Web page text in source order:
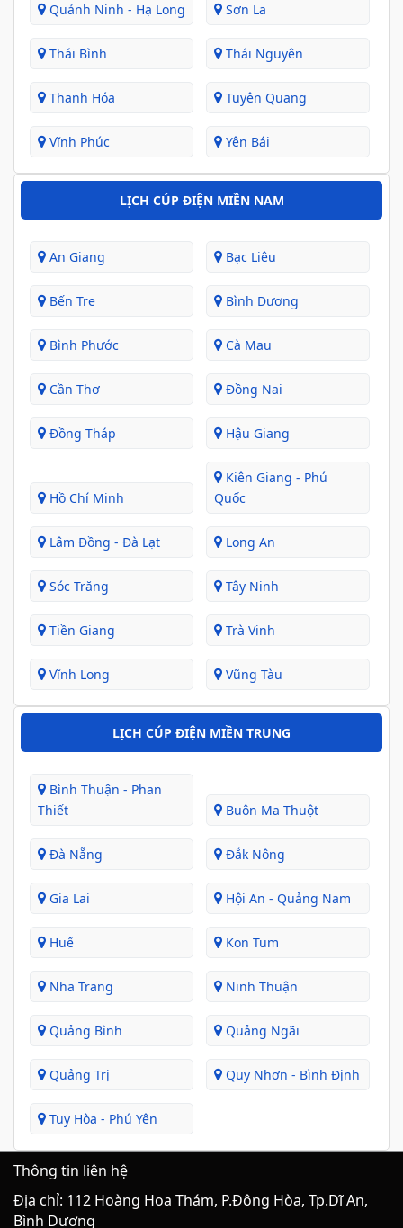
Quảnh Ninh - Hạ Long Sơn La
Thái Bình Thái Nguyên
Thanh Hóa Tuyên Quang
Vĩnh Phúc Yên Bái
LỊCH CÚP ĐIỆN MIỀN NAM
An Giang Bạc Liêu
Bến Tre Bình Dương
Bình Phước Cà Mau
Cần Thơ Đồng Nai
Đồng Tháp Hậu Giang
Hồ Chí Minh
Kiên Giang - Phú
Quốc
Lâm Đồng - Đà Lạt Long An
Sóc Trăng Tây Ninh
Tiền Giang Trà Vinh
Vĩnh Long Vũng Tàu
LỊCH CÚP ĐIỆN MIỀN TRUNG
Bình Thuận - Phan
Thiết
Buôn Ma Thuột
Đà Nẵng Đắk Nông
Gia Lai Hội An - Quảng Nam
Huế Kon Tum
Nha Trang Ninh Thuận
Quảng Bình Quảng Ngãi
Quảng Trị Quy Nhơn - Bình Định
Tuy Hòa - Phú Yên
Thông tin liên hệ
Địa chỉ: 112 Hoàng Hoa Thám, P.Đông Hòa, Tp.Dĩ An,
Bình Dương